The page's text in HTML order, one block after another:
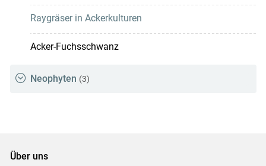
Raygräser in Ackerkulturen
Acker-Fuchsschwanz
Neophyten (3)
Über uns